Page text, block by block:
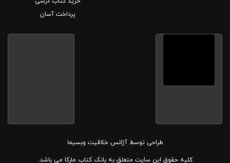
پرداخت آسان
طراحی توسطآژانس خلاقیت وبسیما
کلیه حقوق این سایت متعلق به بانک کتاب مارکا می باشد.